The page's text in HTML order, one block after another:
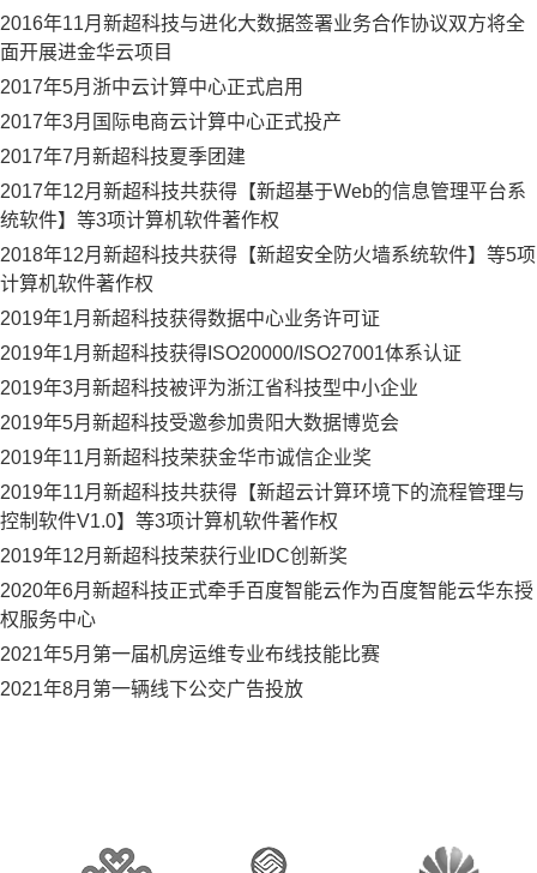
2016年11月新超科技与进化大数据签署业务合作协议双方将全
面开展进金华云项目
2017年5月浙中云计算中心正式启用
2017年3月国际电商云计算中心正式投产
2017年7月新超科技夏季团建
2017年12月新超科技共获得【新超基于Web的信息管理平台系
统软件】等3项计算机软件著作权
2018年12月新超科技共获得【新超安全防火墙系统软件】等5项
计算机软件著作权
2019年1月新超科技获得数据中心业务许可证
2019年1月新超科技获得ISO20000/ISO27001体系认证
2019年3月新超科技被评为浙江省科技型中小企业
2019年5月新超科技受邀参加贵阳大数据博览会
2019年11月新超科技荣获金华市诚信企业奖
2019年11月新超科技共获得【新超云计算环境下的流程管理与
控制软件V1.0】等3项计算机软件著作权
2019年12月新超科技荣获行业IDC创新奖
2020年6月新超科技正式牵手百度智能云作为百度智能云华东授
权服务中心
2021年5月第一届机房运维专业布线技能比赛
2021年8月第一辆线下公交广告投放